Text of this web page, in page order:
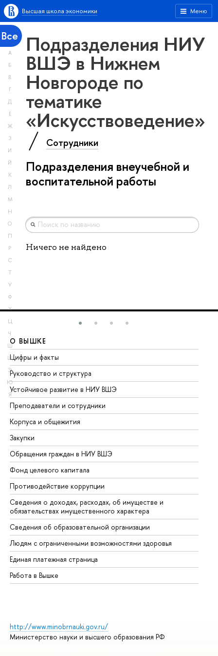
Меню
Высшая школа экономики
Все
А
Б
В
Г
Д
Е
Ж
З
И
Й
К
Л
М
Н
О
П
Р
С
Т
У
Ф
Х
Ц
Ч
Ш
Щ
Э
Ю
Я
Подразделения НИУ
ВШЭ в Нижнем
Новгороде по
тематике
«Искусствоведение»
Сотрудники
Подразделения внеучебной и
воспитательной работы
Ничего не найдено
О ВЫШКЕ
Цифры и факты
Руководство и структура
Устойчивое развитие в НИУ ВШЭ
Преподаватели и сотрудники
Корпуса и общежития
Закупки
Обращения граждан в НИУ ВШЭ
Фонд целевого капитала
Противодействие коррупции
Сведения о доходах, расходах, об имуществе и
обязательствах имущественного характера
Сведения об образовательной организации
Людям с ограниченными возможностями здоровья
Единая платежная страница
Работа в Вышке
http://www.minobrnauki.gov.ru/
Министерство науки и высшего образования РФ